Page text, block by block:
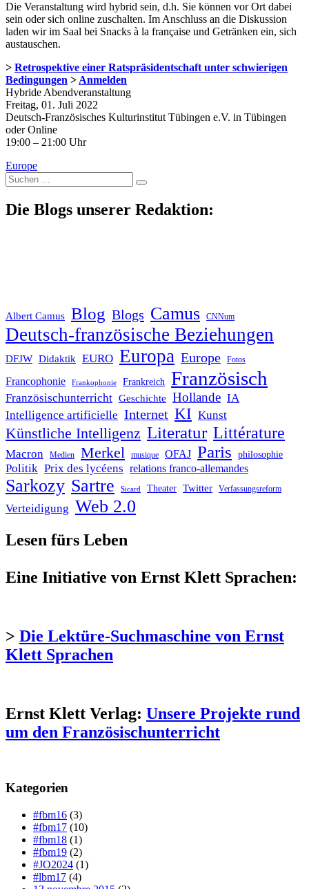
Die Veranstaltung wird hybrid sein, d.h. Sie können vor Ort dabei
sein oder sich online zuschalten. Im Anschluss an die Diskussion
laden wir im Saal bei Snacks à la française und Getränken ein, sich
austauschen.
> Retrospektive einer Ratspräsidentschaft unter schwierigen
Bedingungen >Anmelden
Hybride Abendveranstaltung
Freitag, 01. Juli 2022
Deutsch-Französisches Kulturinstitut Tübingen e.V. in Tübingen
oder Online
19:00 – 21:00 Uhr
Europe
Suche
nach:
Die Blogs unserer Redaktion:
Albert Camus Blog Blogs Camus CNNum
Deutsch-französische Beziehungen
DFJW Didaktik EURO Europa Europe Fotos
Francophonie Frankophonie Frankreich Französisch
Französischunterricht Geschichte Hollande IA
Intelligence artificielle Internet KI Kunst
Künstliche Intelligenz Literatur Littérature
Macron Medien Merkel musique OFAJ Paris philosophie
Politik Prix des lycéens relations franco-allemandes
Sarkozy Sartre Sicard Theater Twitter Verfassungsreform
Verteidigung Web 2.0
Lesen fürs Leben
Eine Initiative von Ernst Klett Sprachen:
> Die Lektüre-Suchmaschine von Ernst
Klett Sprachen
Ernst Klett Verlag: Unsere Projekte rund
um den Französischunterricht
Kategorien
#fbm16 (3)
#fbm17 (10)
#fbm18 (1)
#fbm19 (2)
#JO2024 (1)
#lbm17 (4)